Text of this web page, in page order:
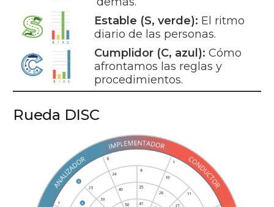
Estable (S, verde): El ritmo
diario de las personas.
Cumplidor (C, azul): Cómo
afrontamos las reglas y
procedimientos.
Rueda DISC